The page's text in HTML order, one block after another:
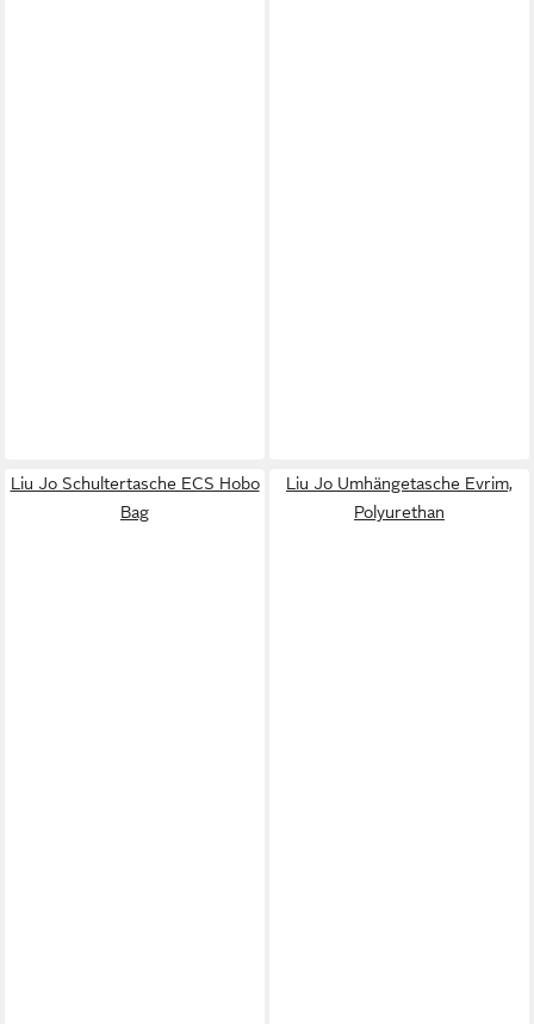
Liu Jo Schultertasche ECS Hobo
Bag
Liu Jo Umhängetasche Evrim,
Polyurethan